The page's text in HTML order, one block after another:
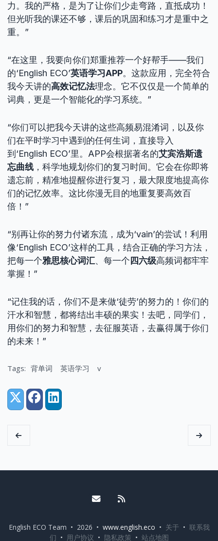
力。我的严格，是为了让你们少走弯路，直抵成功！
但光听我的课还不够，课后的巩固和练习才是重中之
重。”
“在这里，我要向你们郑重推荐一个好帮手——我们
的‘English ECO’英语学习APP。这款应用，完全符合
我今天讲的高效记忆法理念。它不仅仅是一个简单的
词典，更是一个智能化的学习系统。”
“你们可以把我今天讲的这些高频易混淆词，以及你
们在平时学习中遇到的任何生词，直接导入
到‘English ECO’里。APP会根据著名的艾宾浩斯遗
忘曲线 ，科学地规划你们的复习时间。它会在你即将
遗忘前，精准地提醒你进行复习，最大限度地提高你
们的记忆效率。这比你漫无目的地重复要高效百
倍！”
“别再让你的努力付诸东流，成为‘vain’的尝试！利用
像‘English ECO’这样的工具，结合正确的学习方法，
把每一个雅思核心词汇、每一个 四六级高频词都牢牢
掌握！”
“记住我的话，你们不是来做‘徒劳’的努力的！你们的
汗水和智慧，都将结出丰硕的果实！去吧，同学们，
用你们的努力和智慧，去征服英语，去赢得属于你们
的未来！”
Tags: 背单词 英语学习 v
Share:
X (Twitter)
FacebookLinkedIn
Email me
English ECO Team • 2026 • www.english.eco • 关于 • 联系我
们 • 用户协议 • 隐私政策 • 站点地图